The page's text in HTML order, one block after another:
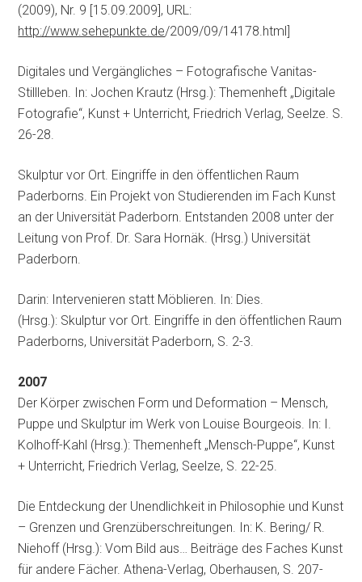
(2009), Nr. 9 [15.09.2009], URL:
http://www.sehepunkte.de/2009/09/14178.html]
Digitales und Vergängliches – Fotografische Vanitas-
Stillleben. In: Jochen Krautz (Hrsg.): Themenheft „Digitale
Fotografie“, Kunst + Unterricht, Friedrich Verlag, Seelze. S.
26-28.
Skulptur vor Ort. Eingriffe in den öffentlichen Raum
Paderborns. Ein Projekt von Studierenden im Fach Kunst
an der Universität Paderborn. Entstanden 2008 unter der
Leitung von Prof. Dr. Sara Hornäk. (Hrsg.) Universität
Paderborn.
Darin: Intervenieren statt Möblieren. In: Dies.
(Hrsg.): Skulptur vor Ort. Eingriffe in den öffentlichen Raum
Paderborns, Universität Paderborn, S. 2-3.
2007
Der Körper zwischen Form und Deformation – Mensch,
Puppe und Skulptur im Werk von Louise Bourgeois. In: I.
Kolhoff-Kahl (Hrsg.): Themenheft „Mensch-Puppe“, Kunst
+ Unterricht, Friedrich Verlag, Seelze, S. 22-25.
Die Entdeckung der Unendlichkeit in Philosophie und Kunst
– Grenzen und Grenzüberschreitungen. In: K. Bering/ R.
Niehoff (Hrsg.): Vom Bild aus… Beiträge des Faches Kunst
für andere Fächer. Athena-Verlag, Oberhausen, S. 207-